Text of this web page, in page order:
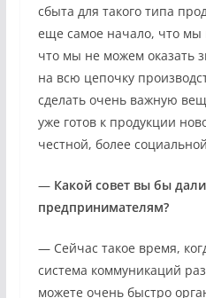
сбыта для такого типа
еще самое начало, что мы
что мы не можем оказать
на всю цепочку
сделать очень важную
уже готов к продукции
честной, более
— Какой совет вы бы
предпринимателям?
— Сейчас такое время,
система коммуникаций
можете очень быстро